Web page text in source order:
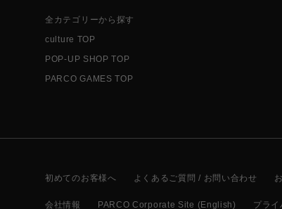
全カテゴリーから探す
culture TOP
POP-UP SHOP TOP
PARCO GAMES TOP
初めてのお客様へ よくあるご質問 / お問い合わせ
会社情報 PARCO Corporate Site (English) プライ